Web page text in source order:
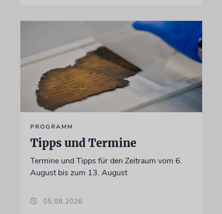
PROGRAMM
Tipps und Termine
Termine und Tipps für den Zeitraum vom 6.
August bis zum 13. August
05.08.2026